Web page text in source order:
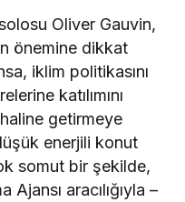
Oliver Gauvin,
önemine dikkat
iklim politikasını
katılımını
getirmeye
enerjili konut
somut bir şekilde,
Ajansı aracılığıyla –